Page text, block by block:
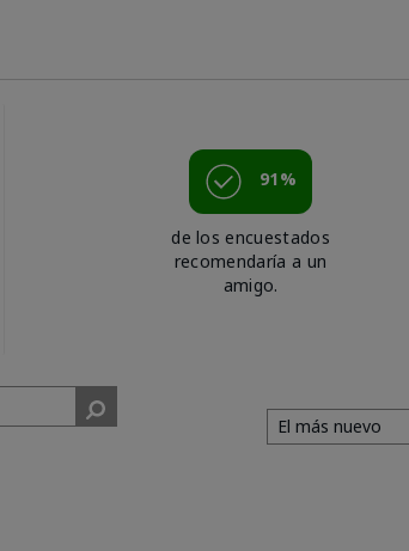
91%
de los encuestados
recomendaría a un
amigo.